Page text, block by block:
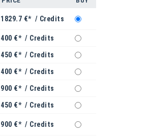
1829.7 €* / Credits
400 €* / Credits
450 €* / Credits
400 €* / Credits
900 €* / Credits
450 €* / Credits
900 €* / Credits